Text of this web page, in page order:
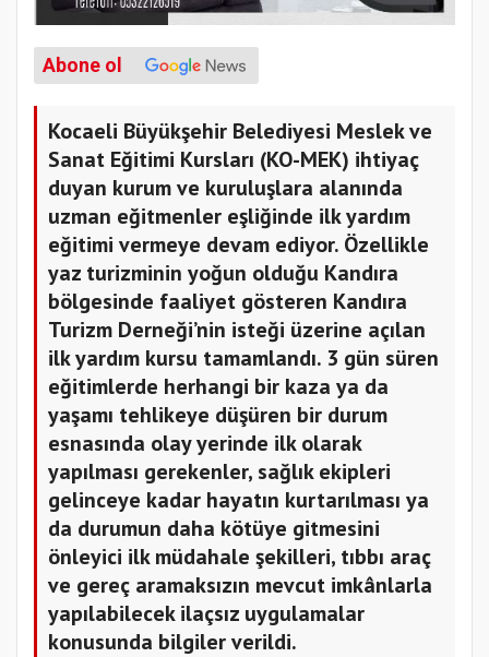
Abone ol
Kocaeli Büyükşehir Belediyesi Meslek ve
Sanat Eğitimi Kursları (KO-MEK) ihtiyaç
duyan kurum ve kuruluşlara alanında
uzman eğitmenler eşliğinde ilk yardım
eğitimi vermeye devam ediyor. Özellikle
yaz turizminin yoğun olduğu Kandıra
bölgesinde faaliyet gösteren Kandıra
Turizm Derneği’nin isteği üzerine açılan
ilk yardım kursu tamamlandı. 3 gün süren
eğitimlerde herhangi bir kaza ya da
yaşamı tehlikeye düşüren bir durum
esnasında olay yerinde ilk olarak
yapılması gerekenler, sağlık ekipleri
gelinceye kadar hayatın kurtarılması ya
da durumun daha kötüye gitmesini
önleyici ilk müdahale şekilleri, tıbbı araç
ve gereç aramaksızın mevcut imkânlarla
yapılabilecek ilaçsız uygulamalar
konusunda bilgiler verildi.